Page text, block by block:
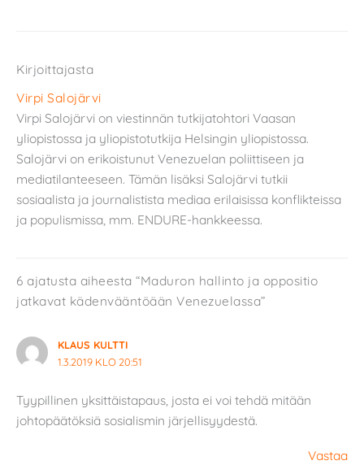
Kirjoittajasta
Virpi Salojärvi
Virpi Salojärvi on viestinnän tutkijatohtori Vaasan
yliopistossa ja yliopistotutkija Helsingin yliopistossa.
Salojärvi on erikoistunut Venezuelan poliittiseen ja
mediatilanteeseen. Tämän lisäksi Salojärvi tutkii
sosiaalista ja journalistista mediaa erilaisissa konflikteissa
ja populismissa, mm. ENDURE-hankkeessa.
6 ajatusta aiheesta “Maduron hallinto ja oppositio
jatkavat kädenvääntöään Venezuelassa”
KLAUS KULTTI
1.3.2019 KLO 20:51
Tyypillinen yksittäistapaus, josta ei voi tehdä mitään
johtopäätöksiä sosialismin järjellisyydestä.
Vastaa